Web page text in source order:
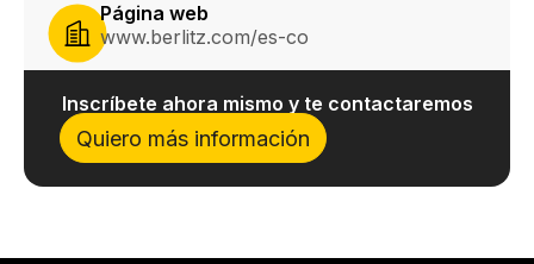
Página web
www.berlitz.com/es-co
Inscríbete ahora mismo y te contactaremos
Quiero más información